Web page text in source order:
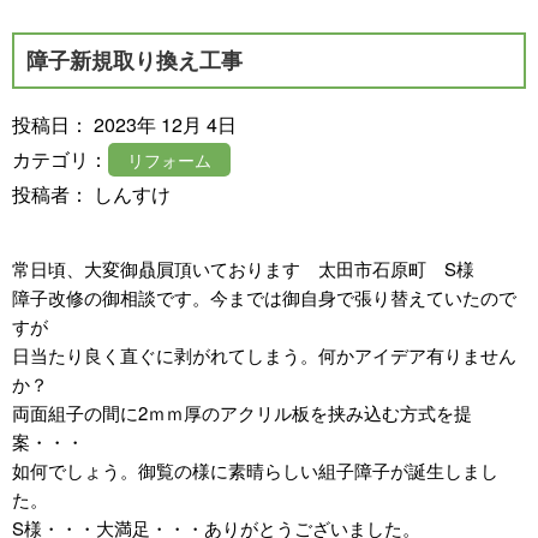
障子新規取り換え工事
投稿日： 2023年 12月 4日
カテゴリ：
リフォーム
投稿者： しんすけ
常日頃、大変御贔屓頂いております 太田市石原町 S様
障子改修の御相談です。今までは御自身で張り替えていたので
すが
日当たり良く直ぐに剥がれてしまう。何かアイデア有りません
か？
両面組子の間に2ｍｍ厚のアクリル板を挟み込む方式を提
案・・・
如何でしょう。御覧の様に素晴らしい組子障子が誕生しまし
た。
S様・・・大満足・・・ありがとうございました。